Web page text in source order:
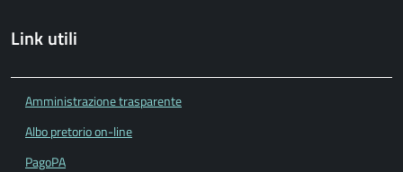
Link utili
Amministrazione trasparente
Albo pretorio on-line
PagoPA